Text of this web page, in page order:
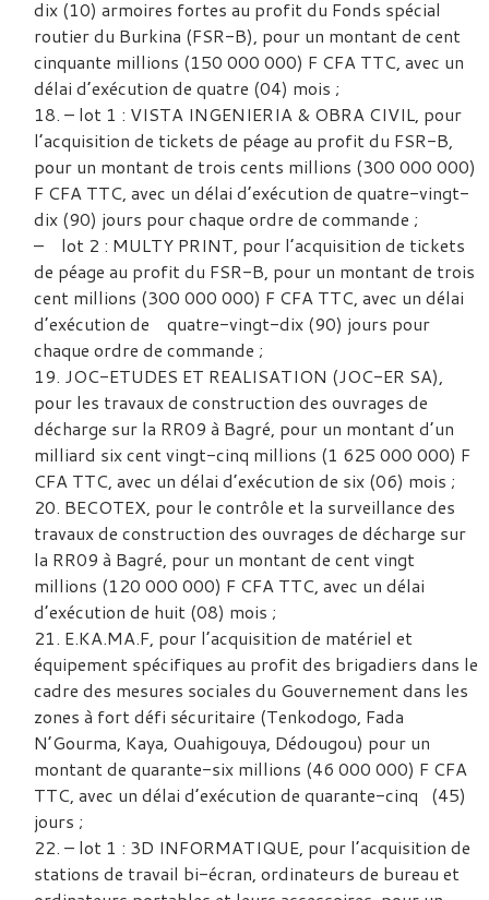
dix (10) armoires fortes au profit du Fonds spécial
routier du Burkina (FSR-B), pour un montant de cent
cinquante millions (150 000 000) F CFA TTC, avec un
délai d’exécution de quatre (04) mois ;
– lot 1 : VISTA INGENIERIA & OBRA CIVIL, pour
l’acquisition de tickets de péage au profit du FSR-B,
pour un montant de trois cents millions (300 000 000)
F CFA TTC, avec un délai d’exécution de quatre-vingt-
dix (90) jours pour chaque ordre de commande ;
– lot 2 : MULTY PRINT, pour l’acquisition de tickets
de péage au profit du FSR-B, pour un montant de trois
cent millions (300 000 000) F CFA TTC, avec un délai
d’exécution de quatre-vingt-dix (90) jours pour
chaque ordre de commande ;
JOC-ETUDES ET REALISATION (JOC-ER SA),
pour les travaux de construction des ouvrages de
décharge sur la RR09 à Bagré, pour un montant d’un
milliard six cent vingt-cinq millions (1 625 000 000) F
CFA TTC, avec un délai d’exécution de six (06) mois ;
BECOTEX, pour le contrôle et la surveillance des
travaux de construction des ouvrages de décharge sur
la RR09 à Bagré, pour un montant de cent vingt
millions (120 000 000) F CFA TTC, avec un délai
d’exécution de huit (08) mois ;
E.KA.MA.F, pour l’acquisition de matériel et
équipement spécifiques au profit des brigadiers dans le
cadre des mesures sociales du Gouvernement dans les
zones à fort défi sécuritaire (Tenkodogo, Fada
N’Gourma, Kaya, Ouahigouya, Dédougou) pour un
montant de quarante-six millions (46 000 000) F CFA
TTC, avec un délai d’exécution de quarante-cinq (45)
jours ;
– lot 1 : 3D INFORMATIQUE, pour l’acquisition de
stations de travail bi-écran, ordinateurs de bureau et